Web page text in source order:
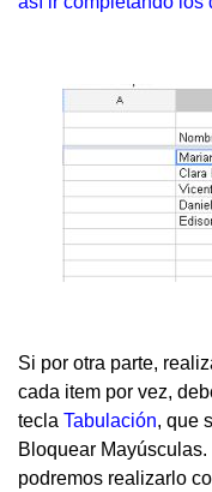
Si por otra parte,
cada item por vez,
tecla Tabulación, que
Bloquear
podremos realizarlo